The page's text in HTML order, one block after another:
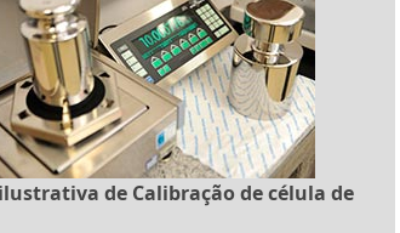
de Calibração de célula de